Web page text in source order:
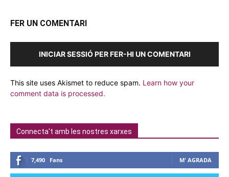
FER UN COMENTARI
INICIAR SESSIÓ PER FER-HI UN COMENTARI
This site uses Akismet to reduce spam. Learn how your
comment data is processed.
Connecta't amb les nostres xarxes
7,490 Fans M' AGRADA